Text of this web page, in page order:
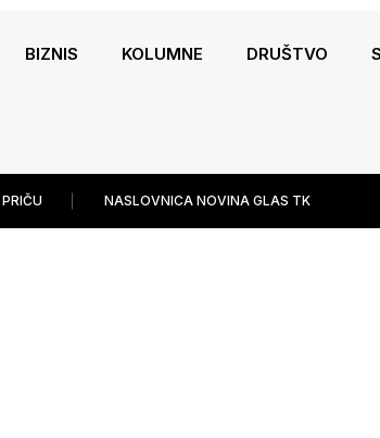
BIZNIS KOLUMNE DRUŠTVO
NASLOVNICA NOVINA GLAS TK